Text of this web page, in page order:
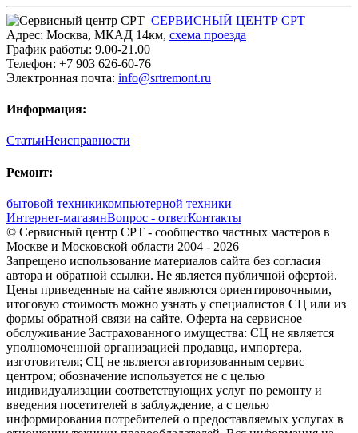
СЕРВИСНЫЙ ЦЕНТР СРТ
Адрес: Москва, МКАД 14км, cхема проезда
График работы: 9.00-21.00
Телефон: +7 903 626-60-76
Электронная почта: info@srtremont.ru
Информация:
СтатьиНеисправности
Ремонт:
бытовой техникикомпьютерной техники
Интернет-магазинВопрос - ответКонтакты
© Сервисный центр СРТ - сообщество частных мастеров в
Москве и Московской области 2004 - 2026
Запрещено использование материалов сайта без согласия
автора и обратной ссылки. Не является публичной офертой.
Цены приведенные на сайте являются ориентировочными,
итоговую стоимость можно узнать у специалистов СЦ или из
формы обратной связи на сайте. Оферта на сервисное
обслуживание Застрахованного имущества: СЦ не является
уполномоченной организацией продавца, импортера,
изготовителя; СЦ не является авторизованным сервис
центром; обозначение используется не с целью
индивидуализации соответствующих услуг по ремонту и
введения посетителей в заблуждение, а с целью
информирования потребителей о предоставляемых услугах в